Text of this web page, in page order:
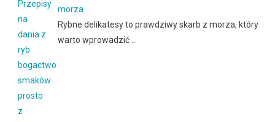
morza
Rybne delikatesy to prawdziwy skarb z morza, który
warto wprowadzić …